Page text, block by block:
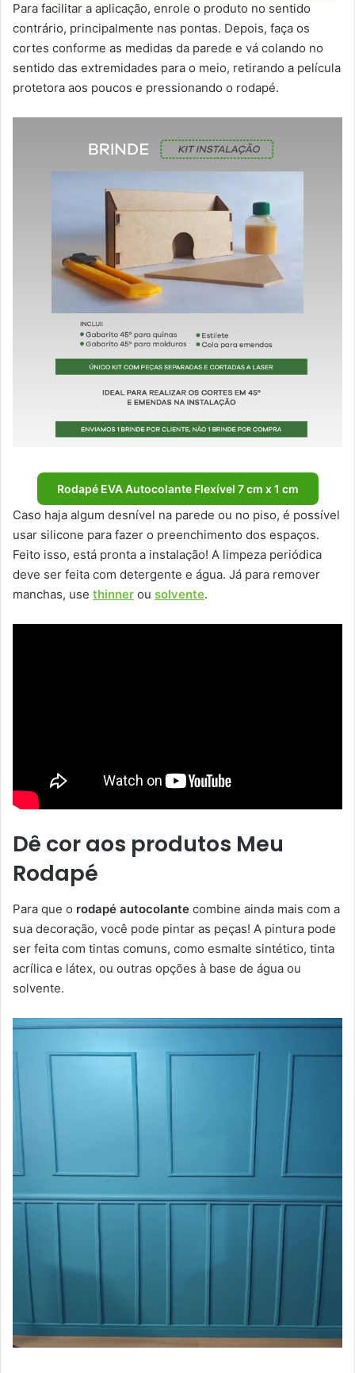
Para facilitar a aplicação, enrole o produto no sentido
contrário, principalmente nas pontas. Depois, faça os
cortes conforme as medidas da parede e vá colando no
sentido das extremidades para o meio, retirando a película
protetora aos poucos e pressionando o rodapé.
Rodapé EVA Autocolante Flexível 7 cm x 1 cm
Caso haja algum desnível na parede ou no piso, é possível
usar silicone para fazer o preenchimento dos espaços.
Feito isso, está pronta a instalação! A limpeza periódica
deve ser feita com detergente e água. Já para remover
manchas, use thinner ou solvente.
Dê cor aos produtos Meu
Rodapé
Para que o rodapé autocolante combine ainda mais com a
sua decoração, você pode pintar as peças! A pintura pode
ser feita com tintas comuns, como esmalte sintético, tinta
acrílica e látex, ou outras opções à base de água ou
solvente.